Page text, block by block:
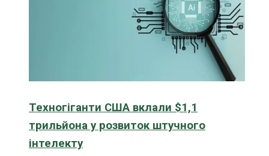
Техногіганти США вклали $1,1
трильйона у розвиток штучного
інтелекту